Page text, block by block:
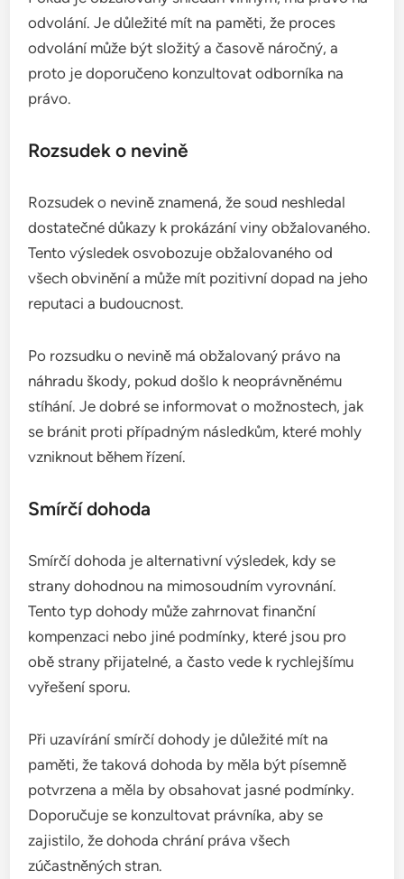
odvolání. Je důležité mít na paměti, že proces
odvolání může být složitý a časově náročný, a
proto je doporučeno konzultovat odborníka na
právo.
Rozsudek o nevině
Rozsudek o nevině znamená, že soud neshledal
dostatečné důkazy k prokázání viny obžalovaného.
Tento výsledek osvobozuje obžalovaného od
všech obvinění a může mít pozitivní dopad na jeho
reputaci a budoucnost.
Po rozsudku o nevině má obžalovaný právo na
náhradu škody, pokud došlo k neoprávněnému
stíhání. Je dobré se informovat o možnostech, jak
se bránit proti případným následkům, které mohly
vzniknout během řízení.
Smírčí dohoda
Smírčí dohoda je alternativní výsledek, kdy se
strany dohodnou na mimosoudním vyrovnání.
Tento typ dohody může zahrnovat finanční
kompenzaci nebo jiné podmínky, které jsou pro
obě strany přijatelné, a často vede k rychlejšímu
vyřešení sporu.
Při uzavírání smírčí dohody je důležité mít na
paměti, že taková dohoda by měla být písemně
potvrzena a měla by obsahovat jasné podmínky.
Doporučuje se konzultovat právníka, aby se
zajistilo, že dohoda chrání práva všech
zúčastněných stran.